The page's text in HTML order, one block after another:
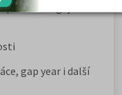
funguje u
gap year i další